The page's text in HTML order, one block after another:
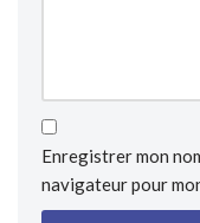
Enregistrer mon
navigateur pour